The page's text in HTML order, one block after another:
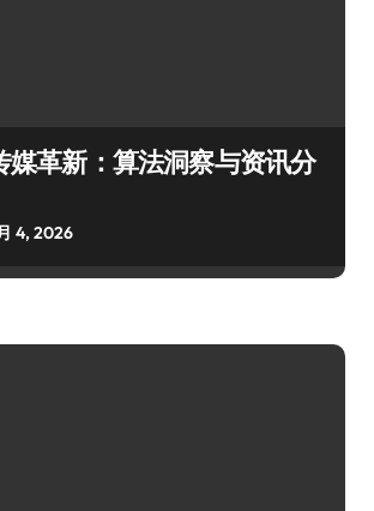
媒革新：算法洞察与资讯分
4, 2026